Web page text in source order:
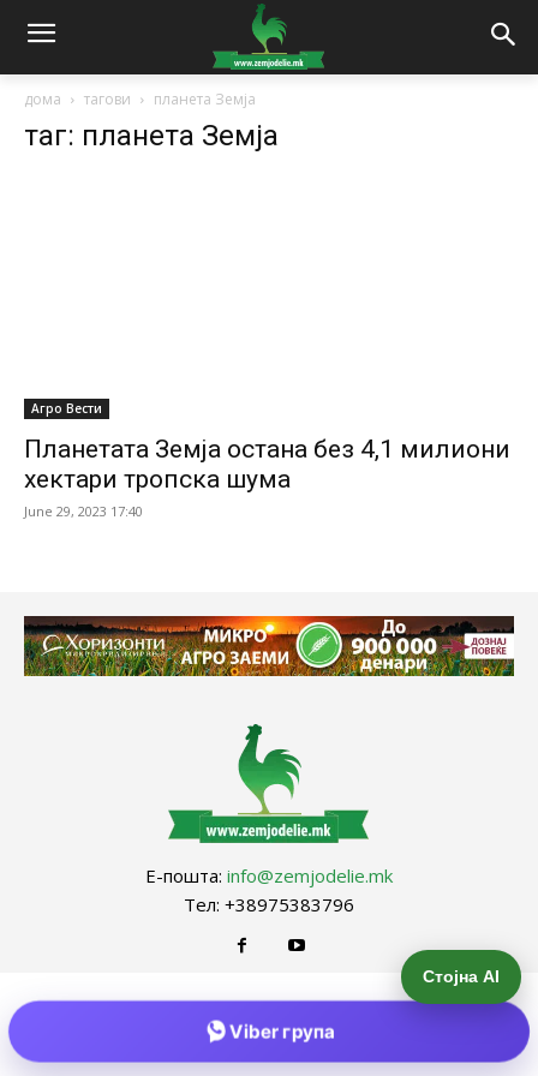
дома тагови планета Земја
таг: планета Земја
Агро Вести
Планетата Земја остана без 4,1 милиони
хектари тропска шума
June 29, 2023 17:40
Е-пошта: info@zemjodelie.mk
Тел: +38975383796
Стојна AI
Viber група